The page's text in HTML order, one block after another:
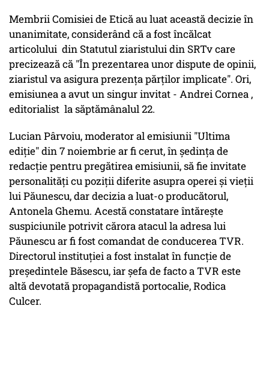
Membrii Comisiei de Etică au luat această decizie în
unanimitate, considerând că a fost încălcat
articolului din Statutul ziaristului din SRTv care
precizează că "În prezentarea unor dispute de opinii,
ziaristul va asigura prezenţa părţilor implicate". Ori,
emisiunea a avut un singur invitat - Andrei Cornea ,
editorialist la săptămânalul 22.
Lucian Pârvoiu, moderator al emisiunii "Ultima
ediţie" din 7 noiembrie ar fi cerut, în şedinţa de
redacţie pentru pregătirea emisiunii, să fie invitate
personalităţi cu poziţii diferite asupra operei şi vieţii
lui Păunescu, dar decizia a luat-o producătorul,
Antonela Ghemu. Acestă constatare întăreşte
suspiciunile potrivit cărora atacul la adresa lui
Păunescu ar fi fost comandat de conducerea TVR.
Directorul instituţiei a fost instalat în funcţie de
preşedintele Băsescu, iar şefa de facto a TVR este
altă devotată propagandistă portocalie, Rodica
Culcer.